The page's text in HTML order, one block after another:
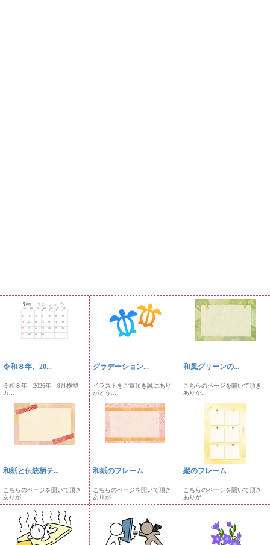
令和８年、20...
令和８年、2026年、9月横型
カ...
グラデーション...
イラストをご覧頂き誠にあり
がとう...
和風グリーンの...
こちらのページを開いて頂き
ありが...
和紙と伝統柄テ...
こちらのページを開いて頂き
ありが...
和紙のフレーム
こちらのページを開いて頂き
ありが...
縦のフレーム
こちらのページを開いて頂き
ありが...